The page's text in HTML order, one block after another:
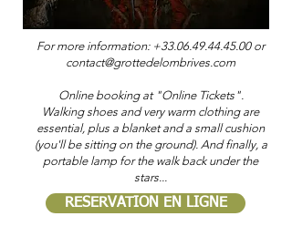
For more information: +33.06.49.44.45.00or
contact@grottedelombrives.com
Online booking at "Online Tickets".
Walking shoes and very warm clothing are
essential, plus a blanket and a small cushion
(you'll be sitting on the ground). And finally, a
portable lamp for the walk back under the
stars...
RESERVATION EN LIGNE